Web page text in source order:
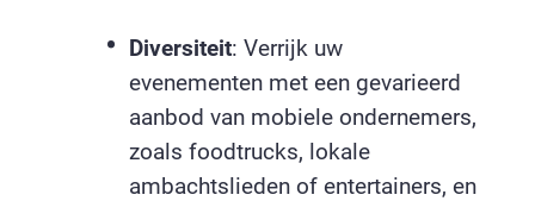
Diversiteit: Verrijk uw
evenementen met een gevarieerd
aanbod van mobiele ondernemers,
zoals foodtrucks, lokale
ambachtslieden of entertainers, en